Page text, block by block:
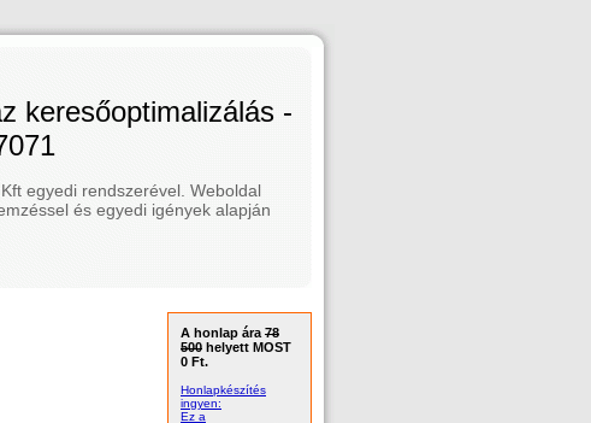
keresőoptimalizálás -
egyedi rendszerével. Weboldal
és egyedi igények alapján
A honlap ára 78
500 helyett MOST
0 Ft.
Honlapkészítés
ingyen:
Ez a